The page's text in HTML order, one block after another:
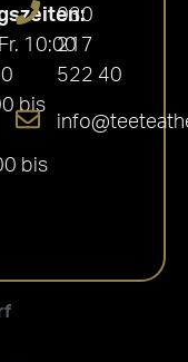
10:00
bis
bis
030
217
522 40